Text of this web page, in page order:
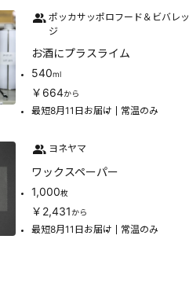
ポッカサッポロフード＆ビバレッ
ジ
お酒にプラスライム
540ml
￥664から
最短8月11日お届け 常温のみ
ヨネヤマ
ワックスペーパー
1,000枚
￥2,431から
最短8月11日お届け 常温のみ